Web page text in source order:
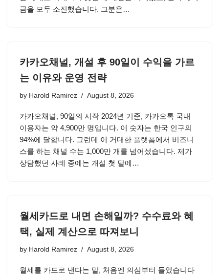
금을 모두 소진했습니다. 그분은…
카카오채널, 개설 후 90일이 수익을 가르
는 이유와 운영 전략
by Harold Ramirez August 8, 2026
카카오채널, 90일의 시작 2024년 기준, 카카오톡 국내
이용자는 약 4,900만 명입니다. 이 숫자는 한국 인구의
94%에 달합니다. 그런데 이 거대한 플랫폼에서 비즈니
스를 하는 채널 수는 1,000만 개를 넘어섰습니다. 제가
상담했던 사례 중에는 개설 첫 달에…
월세카드로 내면 손해일까? 수수료와 혜
택, 실제 계산으로 따져보니
by Harold Ramirez August 8, 2026
월세를 카드로 낸다는 말, 처음엔 의심부터 들었습니다